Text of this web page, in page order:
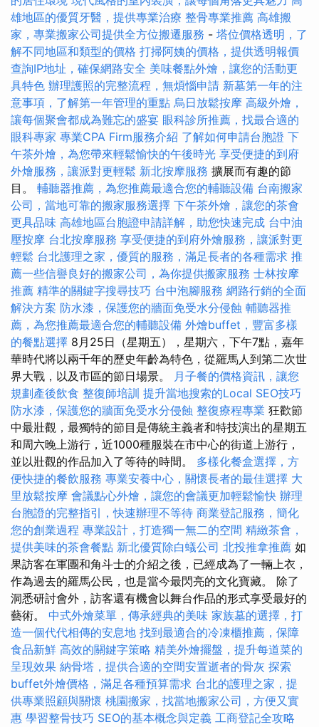
雄地區的優質牙醫，提供專業治療 整骨專業推薦 高雄搬
家，專業搬家公司提供全方位搬遷服務 - 塔位價格透明，了
解不同地區和類型的價格 打掃阿姨的價格，提供透明報價
查詢IP地址，確保網路安全 美味餐點外燴，讓您的活動更
具特色 辦理護照的完整流程，無煩惱申請 新墓第一年的注
意事項，了解第一年管理的重點 烏日放鬆按摩 高級外燴，
讓每個聚會都成為難忘的盛宴 眼科診所推薦，找最合適的
眼科專家 專業CPA Firm服務介紹 了解如何申請台胞證 下
午茶外燴，為您帶來輕鬆愉快的午後時光 享受便捷的到府
外燴服務，讓派對更輕鬆 新北按摩服務 擴展而有趣的節
目。 輔聽器推薦，為您推薦最適合您的輔聽設備 台南搬家
公司，當地可靠的搬家服務選擇 下午茶外燴，讓您的茶會
更具品味 高雄地區台胞證申請詳解，助您快速完成 台中油
壓按摩 台北按摩服務 享受便捷的到府外燴服務，讓派對更
輕鬆 台北護理之家，優質的服務，滿足長者的各種需求 推
薦一些信譽良好的搬家公司，為你提供搬家服務 士林按摩
推薦 精準的關鍵字搜尋技巧 台中泡腳服務 網路行銷的全面
解決方案 防水漆，保護您的牆面免受水分侵蝕 輔聽器推
薦，為您推薦最適合您的輔聽設備 外燴buffet，豐富多樣
的餐點選擇 8月25日（星期五），星期六，下午7點，嘉年
華時代將以兩千年的歷史年齡為特色，從羅馬人到第二次世
界大戰，以及市區的節日場景。 月子餐的價格資訊，讓您
規劃產後飲食 整復師培訓 提升當地搜索的Local SEO技巧
防水漆，保護您的牆面免受水分侵蝕 整復療程專業 狂歡節
中最壯觀，最獨特的節目是傳統主義者和特技演出的星期五
和周六晚上游行，近1000種服裝在市中心的街道上游行，
並以壯觀的作品加入了等待的時間。 多樣化餐盒選擇，方
便快捷的餐飲服務 專業安養中心，關懷長者的最佳選擇 大
里放鬆按摩 會議點心外燴，讓您的會議更加輕鬆愉快 辦理
台胞證的完整指引，快速辦理不等待 商業登記服務，簡化
您的創業過程 專業設計，打造獨一無二的空間 精緻茶會，
提供美味的茶會餐點 新北優質除白蟻公司 北投推拿推薦 如
果訪客在軍團和角斗士的介紹之後，已經成為了一輛上衣，
作為過去的羅馬公民，也是當今最閃亮的文化寶藏。 除了
洞悉研討會外，訪客還有機會以舞台作品的形式享受最好的
藝術。 中式外燴菜單，傳承經典的美味 家族墓的選擇，打
造一個代代相傳的安息地 找到最適合的冷凍櫃推薦，保障
食品新鮮 高效的關鍵字策略 精美外燴擺盤，提升每道菜的
呈現效果 納骨塔，提供合適的空間安置逝者的骨灰 探索
buffet外燴價格，滿足各種預算需求 台北的護理之家，提
供專業照顧與關懷 桃園搬家，找當地搬家公司，方便又實
惠 學習整骨技巧 SEO的基本概念與定義 工商登記全攻略